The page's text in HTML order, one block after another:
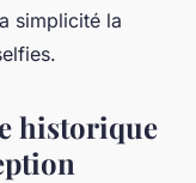
simplicité la
historique